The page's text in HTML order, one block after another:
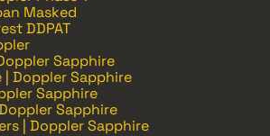
Masked
DDPAT
Sapphire
Doppler Sapphire
Sapphire
Sapphire
| Doppler Sapphire